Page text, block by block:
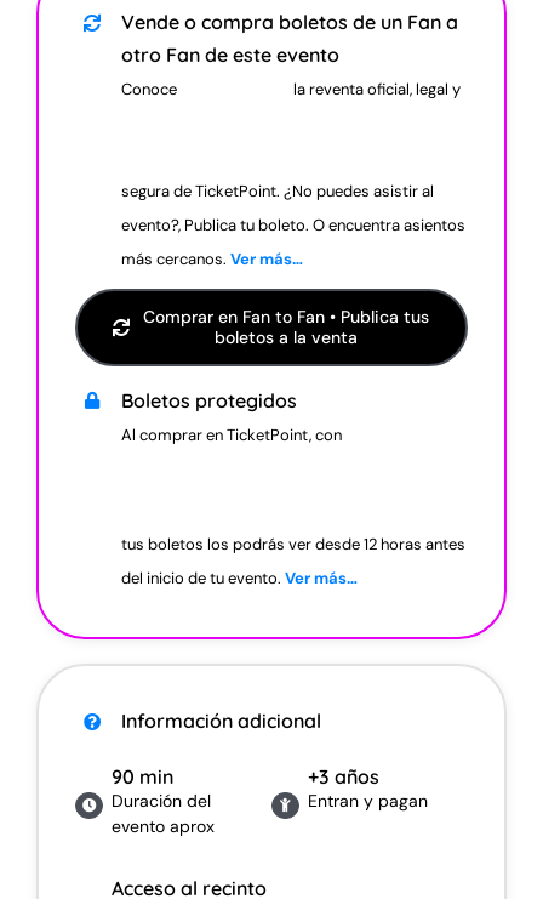
Vende o compra boletos de un Fan a
otro Fan de este evento
Conoce la reventa oficial, legal y
segura de TicketPoint. ¿No puedes asistir al
evento?, Publica tu boleto. O encuentra asientos
más cercanos.Ver más…
Comprar en Fan to Fan • Publica tus
boletos a la venta
Boletos protegidos
Al comprar en TicketPoint, con
tus boletos los podrás ver desde 12 horas antes
del inicio de tu evento.Ver más…
Información adicional
90 min
Duración del
evento aprox
+3 años
Entran y pagan
Acceso al recinto